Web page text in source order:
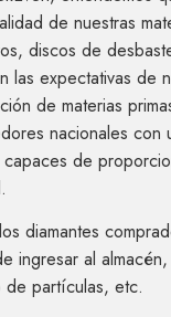
de nuestras
discos de
las expectativas de
de materias
nacionales con
de
diamantes
ingresar al
de partículas, etc.